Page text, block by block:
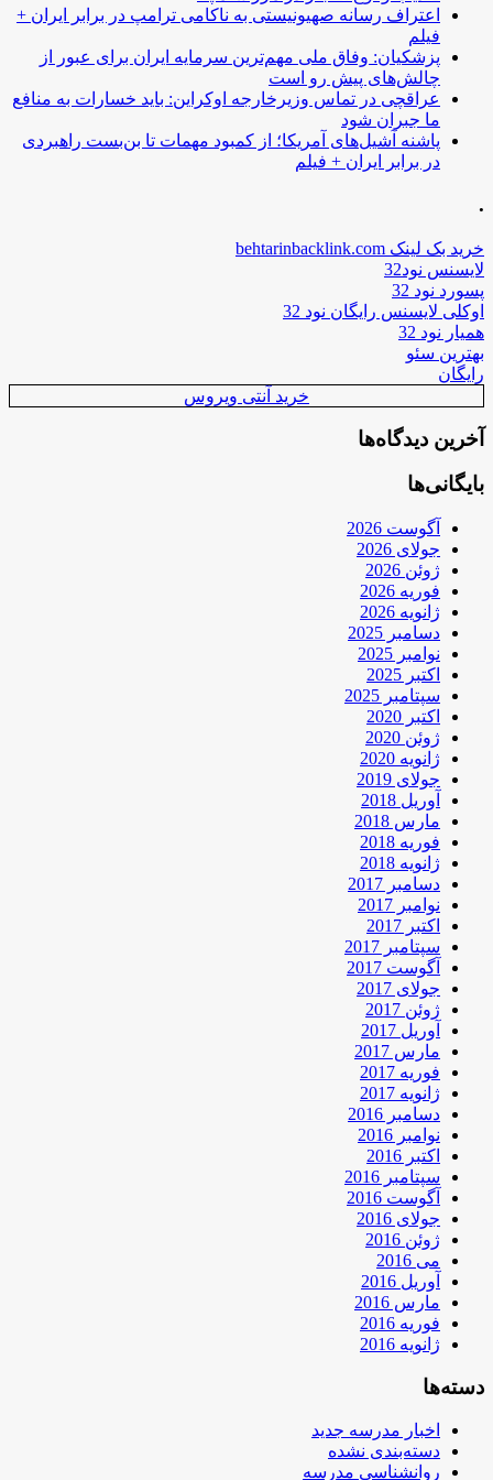
اعتراف رسانه صهیونیستی به ناکامی ترامپ در برابر ایران +
فیلم
پزشکیان: وفاق ملی مهم‌ترین سرمایه ایران برای عبور از
چالش‌های پیش رو است
عراقچی در تماس وزیرخارجه اوکراین: باید خسارات به منافع
ما جبران شود
پاشنه آشیل‌های آمریکا؛ از کمبود مهمات تا بن‌بست راهبردی
در برابر ایران + فیلم
.
خرید بک لینک behtarinbacklink.com
لایسنس نود32
پسورد نود 32
اوکلی لایسنس رایگان نود 32
همیار نود 32
بهترین سئو
رایگان
خرید آنتی ویروس
آخرین دیدگاه‌ها
بایگانی‌ها
آگوست 2026
جولای 2026
ژوئن 2026
فوریه 2026
ژانویه 2026
دسامبر 2025
نوامبر 2025
اکتبر 2025
سپتامبر 2025
اکتبر 2020
ژوئن 2020
ژانویه 2020
جولای 2019
آوریل 2018
مارس 2018
فوریه 2018
ژانویه 2018
دسامبر 2017
نوامبر 2017
اکتبر 2017
سپتامبر 2017
آگوست 2017
جولای 2017
ژوئن 2017
آوریل 2017
مارس 2017
فوریه 2017
ژانویه 2017
دسامبر 2016
نوامبر 2016
اکتبر 2016
سپتامبر 2016
آگوست 2016
جولای 2016
ژوئن 2016
می 2016
آوریل 2016
مارس 2016
فوریه 2016
ژانویه 2016
دسته‌ها
اخبار مدرسه جدید
دسته‌بندی نشده
روانشناسی مدرسه